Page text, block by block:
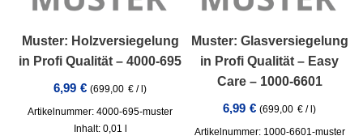
Muster: Holzversiegelung
in Profi Qualität – 4000-695
6,99 € (699,00 € /l)
Artikelnummer: 4000-695-muster
Inhalt: 0,01
Muster: Glasversiegelung
in Profi Qualität – Easy
Care – 1000-6601
6,99 € (699,00 € /l)
Artikelnummer: 1000-6601-muster